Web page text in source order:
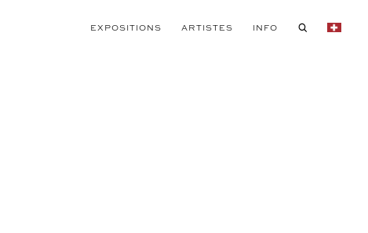
EXPOSITIONS ARTISTES INFO